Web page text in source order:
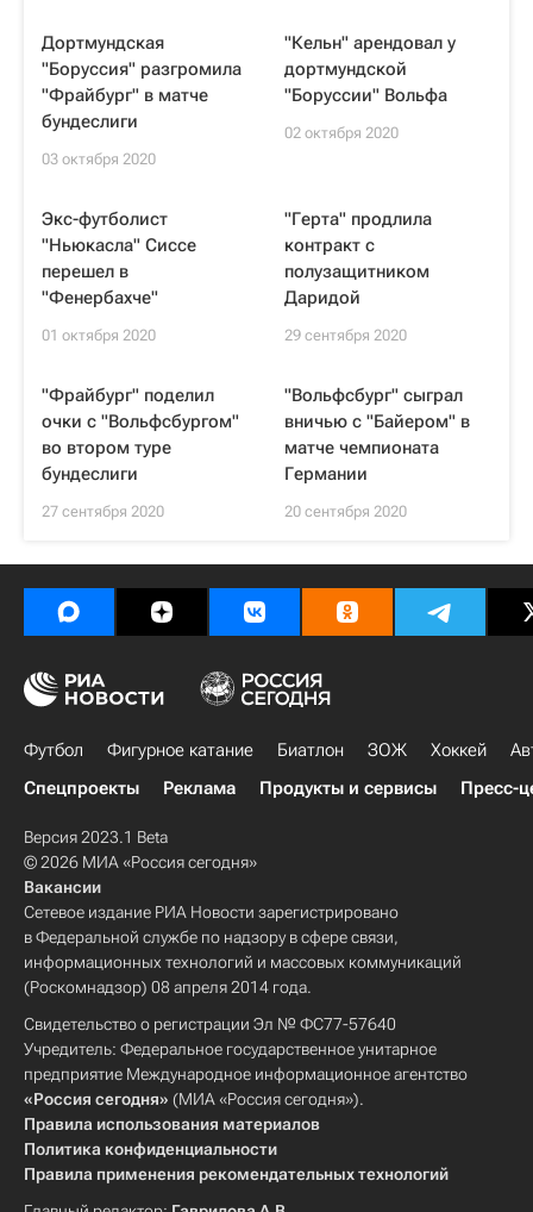
Дортмундская
"Боруссия" разгромила
"Фрайбург" в матче
бундеслиги
03 октября 2020
"Кельн" арендовал у
дортмундской
"Боруссии" Вольфа
02 октября 2020
Экс-футболист
"Ньюкасла" Сиссе
перешел в
"Фенербахче"
01 октября 2020
"Герта" продлила
контракт с
полузащитником
Даридой
29 сентября 2020
"Фрайбург" поделил
очки с "Вольфсбургом"
во втором туре
бундеслиги
27 сентября 2020
"Вольфсбург" сыграл
вничью с "Байером" в
матче чемпионата
Германии
20 сентября 2020
Футбол Фигурное катание Биатлон ЗОЖ Хоккей
Спецпроекты
Реклама Продукты и сервисы Пресс-
Версия 2023.1 Beta
© 2026 МИА «Россия сегодня»
Вакансии
Сетевое издание РИА Новости зарегистрировано
в Федеральной службе по надзору в сфере связи,
информационных технологий и массовых коммуникаций
(Роскомнадзор) 08 апреля 2014 года.
Свидетельство о регистрации Эл № ФС77-57640
Учредитель: Федеральное государственное унитарное
предприятие Международное информационное агентство
«Россия сегодня» (МИА «Россия сегодня»).
Правила использования материалов
Политика конфиденциальности
Правила применения рекомендательных технологий